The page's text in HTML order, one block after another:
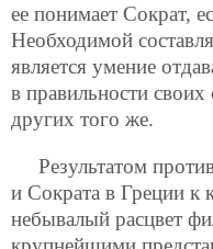
ее понимает Сократ,
Необходимой
является умение
в правильности
других того же.
Результатом
и Сократа в Греции к
небывалый расцвет